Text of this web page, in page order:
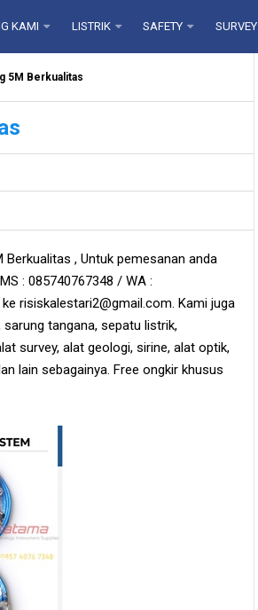
KAMI LISTRIK SAFETY SURVEY
5M Berkualitas
, Untuk pemesanan anda
: 085740767348 / WA :
risiskalestari2@gmail.com. Kami juga
tangana, sepatu listrik,
survey, alat geologi, sirine, alat optik,
lain sebagainya. Free ongkir khusus